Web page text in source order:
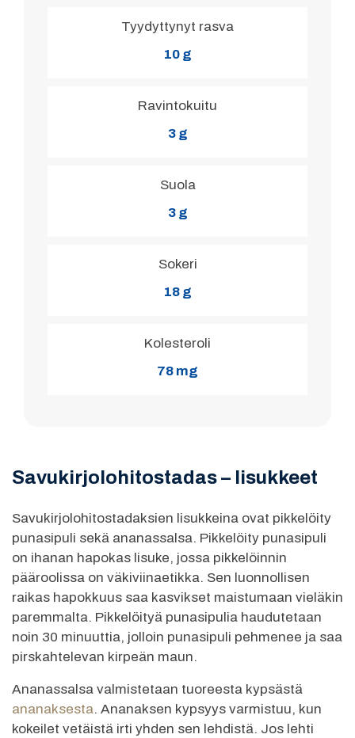
Tyydyttynyt rasva
10 g
Ravintokuitu
3 g
Suola
3 g
Sokeri
18 g
Kolesteroli
78 mg
Savukirjolohitostadas – lisukkeet
Savukirjolohitostadaksien lisukkeina ovat pikkelöity
punasipuli sekä ananassalsa. Pikkelöity punasipuli
on ihanan hapokas lisuke, jossa pikkelöinnin
pääroolissa on väkiviinaetikka. Sen luonnollisen
raikas hapokkuus saa kasvikset maistumaan vieläkin
paremmalta. Pikkelöityä punasipulia haudutetaan
noin 30 minuuttia, jolloin punasipuli pehmenee ja saa
pirskahtelevan kirpeän maun.
Ananassalsa valmistetaan tuoreesta kypsästä
ananaksesta. Ananaksen kypsyys varmistuu, kun
kokeilet vetäistä irti yhden sen lehdistä. Jos lehti